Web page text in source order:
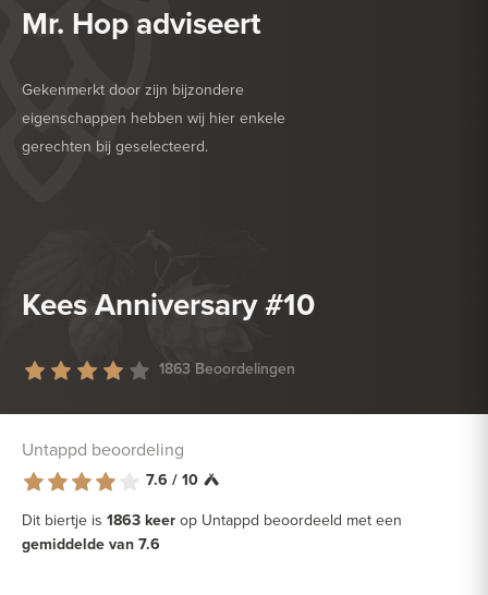
Mr. Hop adviseert
Gekenmerkt door zijn bijzondere
eigenschappen hebben wij hier enkele
gerechten bij geselecteerd.
HEERLIJK BIJ
Kees Anniversary #10
1863 Beoordelingen
Untappd beoordeling
7.6 / 10
Dit biertje is 1863 keer op Untappd beoordeeld met een
gemiddelde van 7.6